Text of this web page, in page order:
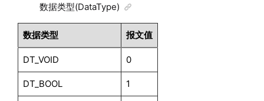
数据类型(DataType)
数据类型 报文值
DT_VOID 0
DT_BOOL 1